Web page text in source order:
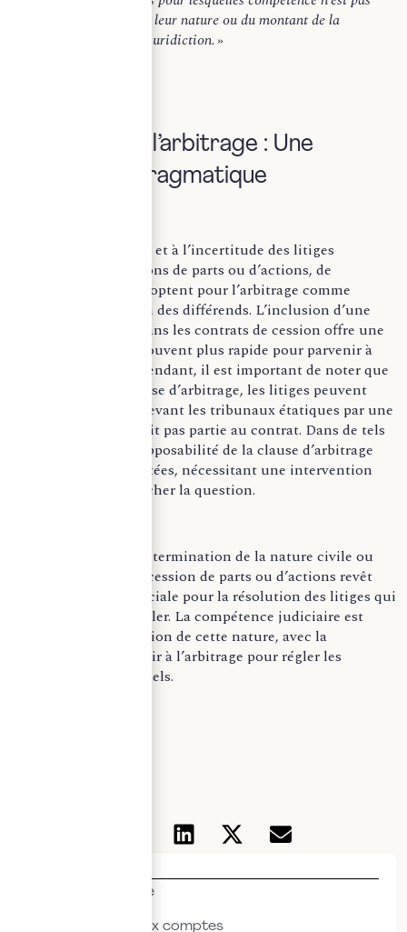
Actualités & veille
Commissariat aux comptes
attribuée, en raison de leur nature ou du montant de la
demande, à une autre juridiction.»
III) Recours à l’arbitrage : Une
alternative pragmatique
Face à la complexité et à l’incertitude des litiges
découlant des cessions de parts ou d’actions, de
nombreuses parties optent pour l’arbitrage comme
moyen de résolution des différends. L’inclusion d’une
clause d’arbitrage dans les contrats de cession offre une
voie alternative et souvent plus rapide pour parvenir à
une résolution. Cependant, il est important de noter que
même avec une clause d’arbitrage, les litiges peuvent
parfois être portés devant les tribunaux étatiques par une
partie tiers qui n’était pas partie au contrat. Dans de tels
cas, la validité et l’opposabilité de la clause d’arbitrage
peuvent être contestées, nécessitant une intervention
judiciaire pour trancher la question.
En conclusion, la détermination de la nature civile ou
commerciale d’une cession de parts ou d’actions revêt
une importance cruciale pour la résolution des litiges qui
pourraient en découler. La compétence judiciaire est
déterminée en fonction de cette nature, avec la
possibilité de recourir à l’arbitrage pour régler les
différends contractuels.